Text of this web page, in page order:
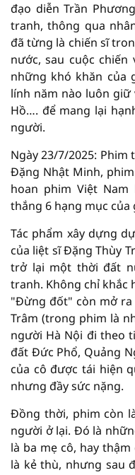
đạo diễn Trần
tranh, thông qua
đã từng là chiến sĩ
nước, sau cuộc
những khó khăn của
lính năm nào luôn giữ
Hồ…. để mang lại
người.
Ngày 23/7/2025:
Đặng Nhật Minh,
hoan phim Việt
thắng 6 hạng mục của
Tác phẩm xây dựng
của liệt sĩ Đặng Thùy
trở lại một thời đất
tranh. Không chỉ khắc
"Đừng đốt" còn mở ra
Trâm (trong phim là
người Hà Nội đi theo
đất Đức Phổ, Quảng
của cô được tái hiện
nhưng đầy sức nặng.
Đồng thời, phim còn
người ở lại. Đó là
là ba mẹ cô, hay
là kẻ thù, nhưng sau